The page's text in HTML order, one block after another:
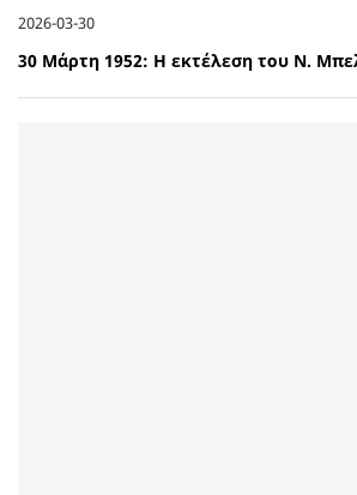
2026-03-30
30 Μάρτη 1952: Η εκτέλεση του Ν.